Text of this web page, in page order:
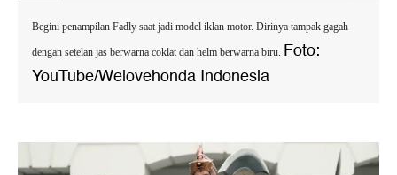
Begini penampilan Fadly saat jadi model iklan motor. Dirinya tampak gagah
dengan setelan jas berwarna coklat dan helm berwarna biru. Foto:
YouTube/Welovehonda Indonesia